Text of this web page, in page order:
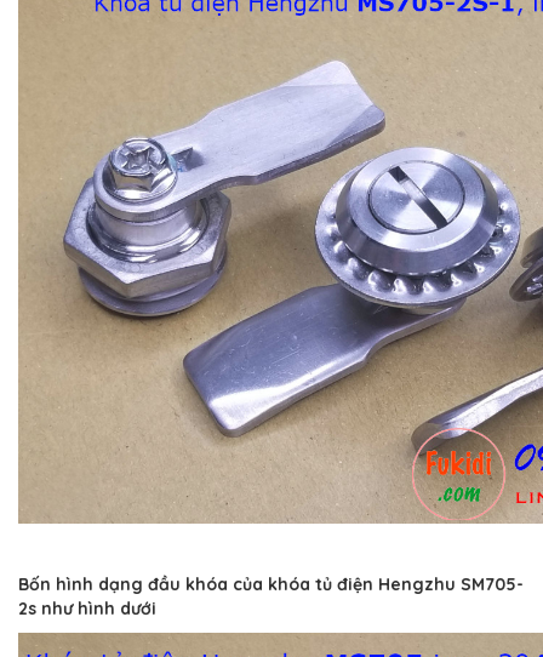
Bốn hình dạng đầu khóa của khóa tủ điện Hengzhu SM705-
2s như hình dưới